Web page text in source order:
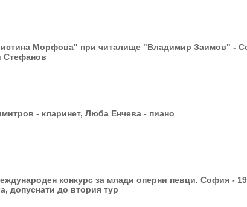
Морфова" при читалище "Владимир Заимов" -
Стефанов
- кларинет, Люба Енчева - пиано
конкурс за млади оперни певци. София -
допуснати до втория тур